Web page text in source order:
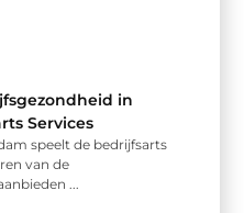
in
Services
speelt de bedrijfsarts
van de
...